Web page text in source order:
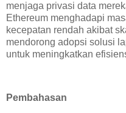
menjaga privasi data
Ethereum menghadapi
kecepatan rendah akibat
mendorong adopsi solusi
untuk meningkatkan
Pembahasan